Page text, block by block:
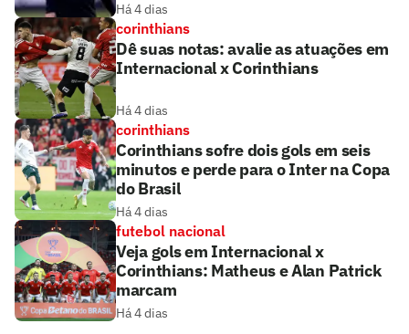
Há 4 dias
corinthians
Dê suas notas: avalie as atuações em
Internacional x Corinthians
Há 4 dias
corinthians
Corinthians sofre dois gols em seis
minutos e perde para o Inter na Copa
do Brasil
Há 4 dias
futebol nacional
Veja gols em Internacional x
Corinthians: Matheus e Alan Patrick
marcam
Há 4 dias